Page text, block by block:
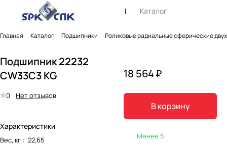
Каталог
Главная Каталог Подшипники Роликовые радиальные сферические
Подшипник 22232
CW33C3 KG
0 Нет отзывов
Характеристики
Вес, кг.: 22,65
18 564 ₽
В корзину
Менее 5